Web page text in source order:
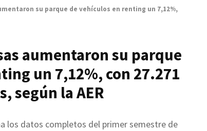
su parque de vehículos en renting un 7,12%,
aumentaron su parque
un 7,12%, con 27.271
según la AER
los datos completos del primer semestre de